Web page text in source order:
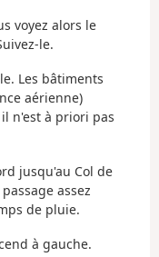
voyez alors le
le.
Les bâtiments
aérienne)
n'est à priori pas
jusqu'au Col de
assez
de pluie.
à gauche.